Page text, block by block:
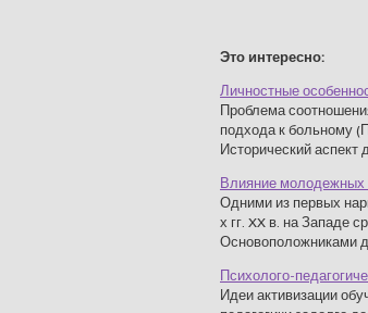
Это интересно:
Личностные
Проблема
подхода к больному
Исторический аспект
Влияние молодежных
Одними из первых
х гг. XX в. на Западе
Основоположниками
Психолого-
Идеи активизации